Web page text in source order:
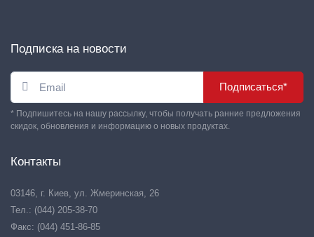
Подписка на новости
Подписаться*
* Подпишитесь на нашу рассылку, чтобы получать ранние предложения
скидок, обновления и информацию о новых продуктах.
Контакты
03146, г. Киев, ул. Жмеринская, 26
Тел.: (044) 205-38-70
Факс: (044) 451-86-85